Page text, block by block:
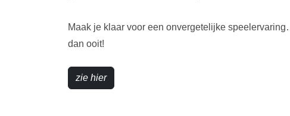
Maak je klaar voor een onvergetelijke
dan ooit!
zie hier